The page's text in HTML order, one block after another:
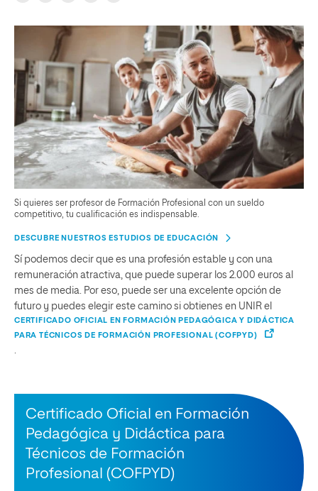
Si quieres ser profesor de Formación Profesional con un sueldo
competitivo, tu cualificación es indispensable.
DESCUBRE NUESTROS ESTUDIOS DE EDUCACIÓN
Sí podemos decir que es una profesión estable y con una
remuneración atractiva, que puede superar los 2.000 euros al
mes de media. Por eso, puede ser una excelente opción de
futuro y puedes elegir este camino si obtienes en UNIR el
CERTIFICADO OFICIAL EN FORMACIÓN PEDAGÓGICA Y DIDÁCTICA
PARA TÉCNICOS DE FORMACIÓN PROFESIONAL (COFPYD)
Certificado Oficial en Formación
Pedagógica y Didáctica para
Técnicos de Formación
Profesional (COFPYD)